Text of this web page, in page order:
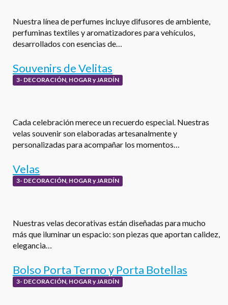
Nuestra línea de perfumes incluye difusores de ambiente,
perfuminas textiles y aromatizadores para vehículos,
desarrollados con esencias de…
Souvenirs de Velitas
3- DECORACIÓN, HOGAR y JARDÍN
Cada celebración merece un recuerdo especial. Nuestras
velas souvenir son elaboradas artesanalmente y
personalizadas para acompañar los momentos…
Velas
3- DECORACIÓN, HOGAR y JARDÍN
Nuestras velas decorativas están diseñadas para mucho
más que iluminar un espacio: son piezas que aportan calidez,
elegancia…
Bolso Porta Termo y Porta Botellas
3- DECORACIÓN, HOGAR y JARDÍN